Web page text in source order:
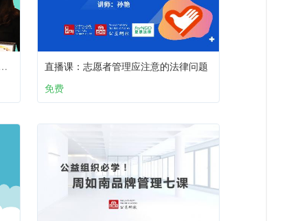
背景下的筹款挑战与机遇
直播课：志愿者管理应注意的法律问题
免费